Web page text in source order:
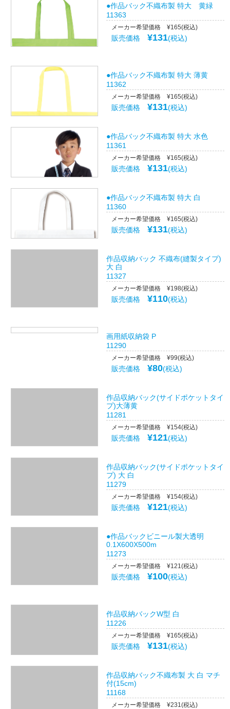
●作品バック不織布製 特大 黄緑
11363
メーカー希望価格 ¥165(税込)
販売価格 ¥131(税込)
●作品バック不織布製 特大 薄黄
11362
メーカー希望価格 ¥165(税込)
販売価格 ¥131(税込)
●作品バック不織布製 特大 水色
11361
メーカー希望価格 ¥165(税込)
販売価格 ¥131(税込)
●作品バック不織布製 特大 白
11360
メーカー希望価格 ¥165(税込)
販売価格 ¥131(税込)
作品収納バック 不織布(縫製タイプ)
大 白
11327
メーカー希望価格 ¥198(税込)
販売価格 ¥110(税込)
画用紙収納袋 P
11290
メーカー希望価格 ¥99(税込)
販売価格 ¥80(税込)
作品収納バック(サイドポケットタイ
プ)大薄黄
11281
メーカー希望価格 ¥154(税込)
販売価格 ¥121(税込)
作品収納バック(サイドポケットタイ
プ) 大 白
11279
メーカー希望価格 ¥154(税込)
販売価格 ¥121(税込)
●作品バックビニール製大透明
0.1X600X500m
11273
メーカー希望価格 ¥121(税込)
販売価格 ¥100(税込)
作品収納バックW型 白
11226
メーカー希望価格 ¥165(税込)
販売価格 ¥131(税込)
作品収納バック不織布製 大 白 マチ
付(15cm)
11168
メーカー希望価格 ¥231(税込)